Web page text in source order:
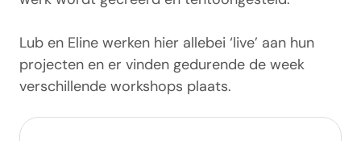
Lub en Eline werken hier allebei ‘live’ aan hun
projecten en er vinden gedurende de week
verschillende workshops plaats.